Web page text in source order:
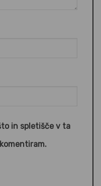
in spletišče v ta